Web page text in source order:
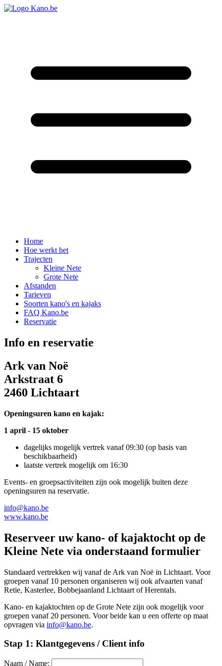
Home
Hoe werkt het
Trajecten
Kleine Nete
Grote Nete
Afstanden
Tarieven
Soorten kano's en kajaks
FAQ Kano.be
Reservatie
Info en reservatie
Ark van Noë
Arkstraat 6
2460 Lichtaart
Openingsuren kano en kajak:
1 april - 15 oktober
dagelijks mogelijk vertrek vanaf 09:30 (op basis van
beschikbaarheid)
laatste vertrek mogelijk om 16:30
Events- en groepsactiviteiten zijn ook mogelijk buiten deze
openingsuren na reservatie.
info@kano.be
www.kano.be
Reserveer uw kano- of kajaktocht op de
Kleine Nete via onderstaand formulier
Standaard vertrekken wij vanaf de Ark van Noë in Lichtaart. Voor
groepen vanaf 10 personen organiseren wij ook afvaarten vanaf
Retie, Kasterlee, Bobbejaanland Lichtaart of Herentals.
Kano- en kajaktochten op de Grote Nete zijn ook mogelijk voor
groepen vanaf 20 personen. Voor beide kan u een offerte op maat
opvragen via info@kano.be.
Stap 1: Klant­gegevens / Client info
Naam / Name: